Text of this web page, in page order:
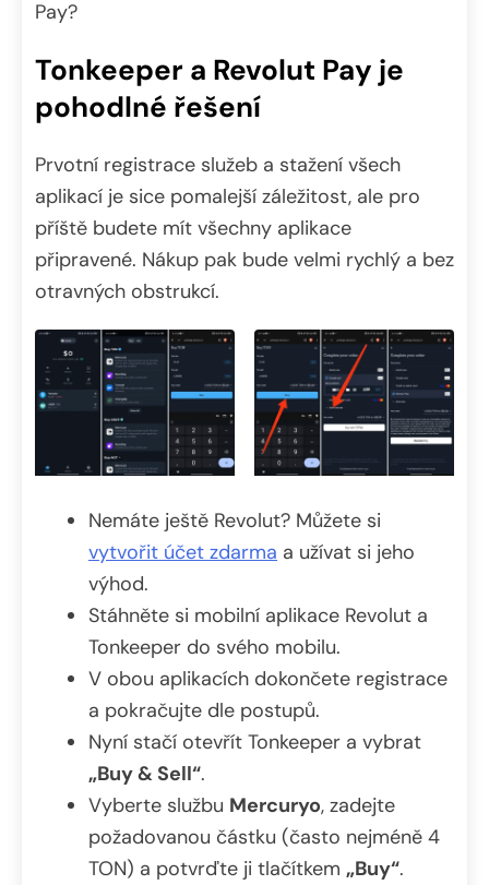
Pay?
Tonkeeper a Revolut Pay je
pohodlné řešení
Prvotní registrace služeb a stažení všech
aplikací je sice pomalejší záležitost, ale pro
příště budete mít všechny aplikace
připravené. Nákup pak bude velmi rychlý a bez
otravných obstrukcí.
Nemáte ještě Revolut? Můžete si
vytvořit účet zdarma a užívat si jeho
výhod.
Stáhněte si mobilní aplikace Revolut a
Tonkeeper do svého mobilu.
V obou aplikacích dokončete registrace
a pokračujte dle postupů.
Nyní stačí otevřít Tonkeeper a vybrat
„Buy & Sell“.
Vyberte službu Mercuryo, zadejte
požadovanou částku (často nejméně 4
TON) a potvrďte ji tlačítkem „Buy“.